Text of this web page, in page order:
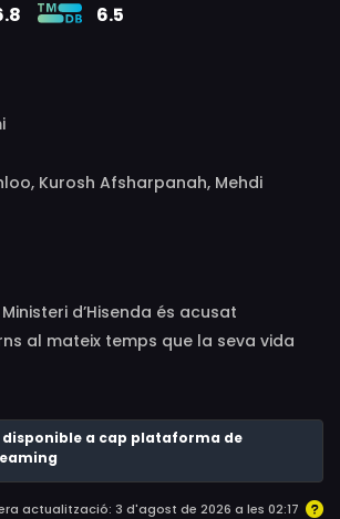
6.5
Kurosh Afsharpanah, Mehdi
Tari, Hashem Arkan, Mohamed-
Esmaili, Bennoosh Rodpoor
d’Hisenda és acusat
al mateix temps que la seva vida
disponible a cap plataforma de
actualització: 3 d'agost de 2026 a les 02:17